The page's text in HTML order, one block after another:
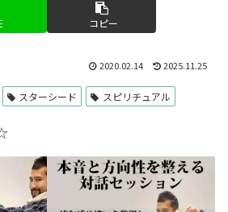
コピー
2020.02.14 2025.11.25
スターシード スピリチュアル